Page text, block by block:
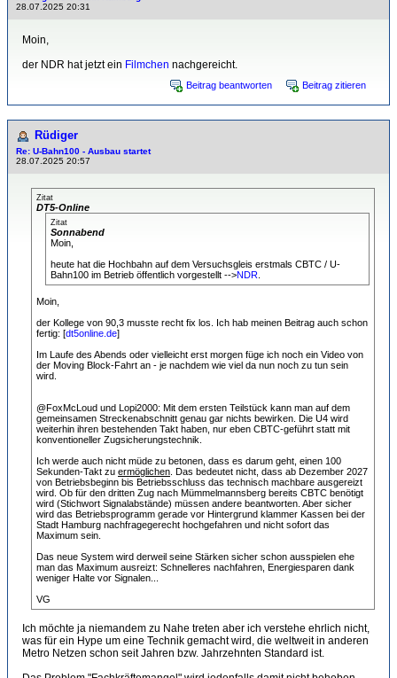
28.07.2025 20:31
Moin,
der NDR hat jetzt ein Filmchen nachgereicht.
Beitrag beantworten Beitrag zitieren
Rüdiger
Re: U-Bahn100 - Ausbau startet
28.07.2025 20:57
Zitat
DT5-Online
Zitat
Sonnabend
Moin,
heute hat die Hochbahn auf dem Versuchsgleis erstmals CBTC / U-
Bahn100 im Betrieb öffentlich vorgestellt -->NDR
Moin,
der Kollege von 90,3 musste recht fix los. Ich hab meinen Beitrag auch schon
fertig: [dt5online.de]
Im Laufe des Abends oder vielleicht erst morgen füge ich noch ein Video von
der Moving Block-Fahrt an - je nachdem wie viel da nun noch zu tun sein
wird.
@FoxMcLoud und Lopi2000: Mit dem ersten Teilstück kann man auf dem
gemeinsamen Streckenabschnitt genau gar nichts bewirken. Die U4 wird
weiterhin ihren bestehenden Takt haben, nur eben CBTC-geführt statt mit
konventioneller Zugsicherungstechnik.
Ich werde auch nicht müde zu betonen, dass es darum geht, einen 100
Sekunden-Takt zu ermöglichen . Das bedeutet nicht, dass ab Dezember 2027
von Betriebsbeginn bis Betriebsschluss das technisch machbare ausgereizt
wird. Ob für den dritten Zug nach Mümmelmannsberg bereits CBTC benötigt
wird (Stichwort Signalabstände) müssen andere beantworten. Aber sicher
wird das Betriebsprogramm gerade vor Hintergrund klammer Kassen bei der
Stadt Hamburg nachfragegerecht hochgefahren und nicht sofort das
Maximum sein.
Das neue System wird derweil seine Stärken sicher schon ausspielen ehe
man das Maximum ausreizt: Schnelleres nachfahren, Energiesparen dank
weniger Halte vor Signalen...
VG
Ich möchte ja niemandem zu Nahe treten aber ich verstehe ehrlich nicht,
was für ein Hype um eine Technik gemacht wird, die weltweit in anderen
Metro Netzen schon seit Jahren bzw. Jahrzehnten Standard ist.